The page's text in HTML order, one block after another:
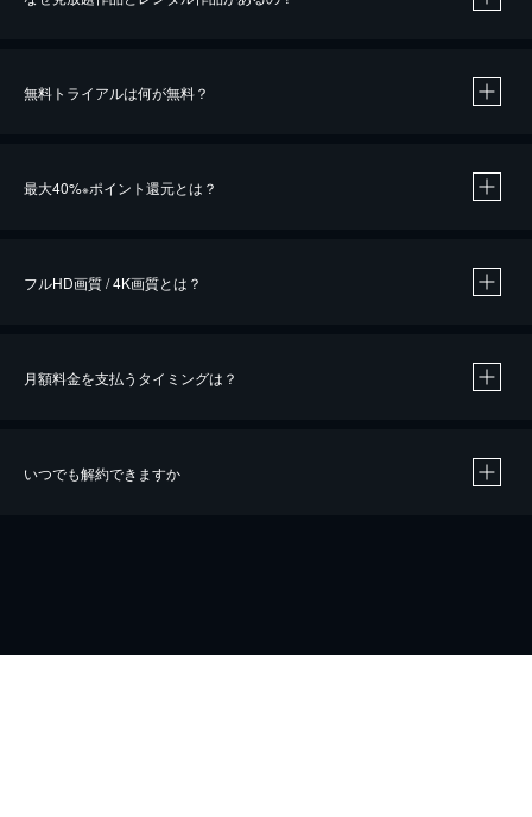
無料トライアルは何が無料？
最大40%※ポイント還元とは？
※40％ポイント還元の対象は、クレジットカード決済による作品の購入 / レンタルです。
フルHD画質 / 4K画質とは？
月額料金を支払うタイミングは？
いつでも解約できますか